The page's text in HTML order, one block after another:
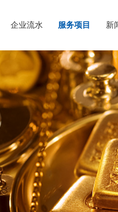
企业流水 服务项目 新